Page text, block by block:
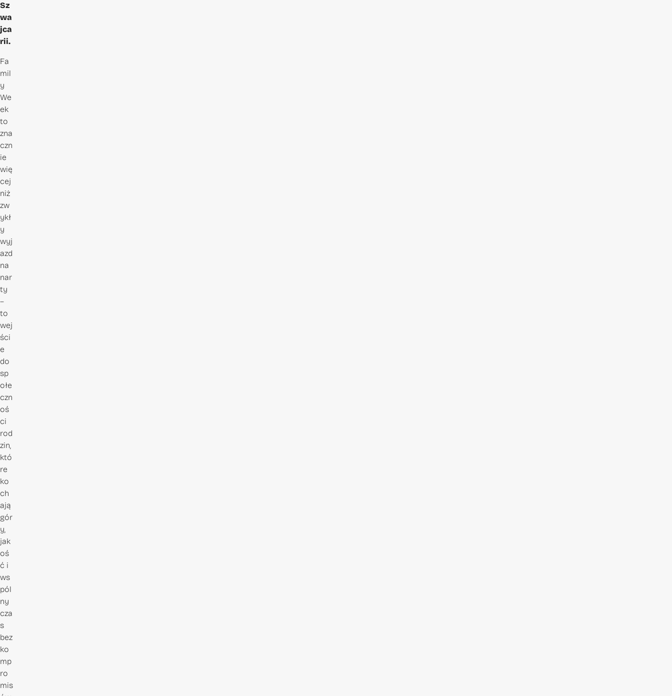
Sz
wa
jca
rii.
Fa
mil
y
We
ek
to
zna
czn
ie
wię
cej
niż
zw
ykł
y
wyj
azd
na
nar
ty
–
to
wej
ści
e
do
sp
ołe
czn
oś
ci
rod
zin,
któ
re
ko
ch
ają
gór
y,
jak
oś
ć i
ws
pól
ny
cza
s
bez
ko
mp
ro
mis